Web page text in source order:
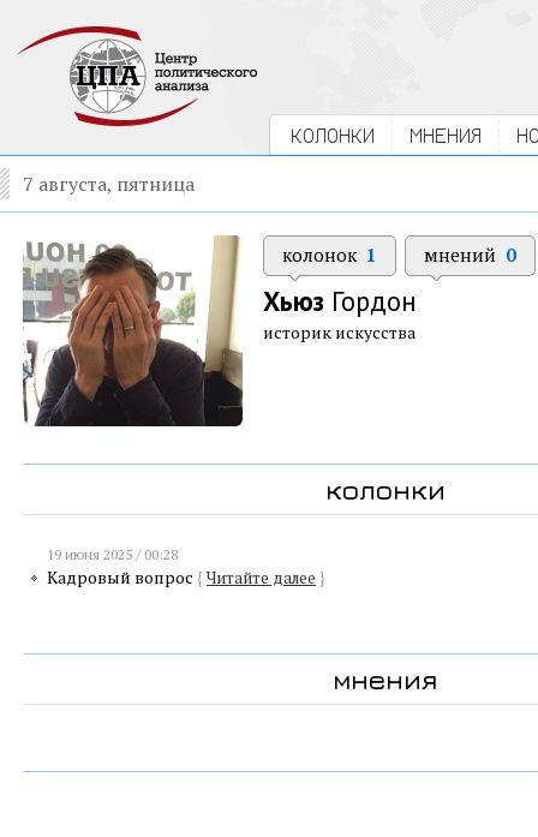
КОЛОНКИ МНЕНИЯ
7 августа, пятница
колонок 1 мнений 0
Хьюз Гордон
историк искусства
колонки
19 июня 2025 / 00:28
Кадровый вопрос { Читайте далее }
мнения